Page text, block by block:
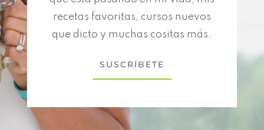
recetas favoritas, cursos nuevos
que dicto y muchas cositas más.
SUSCRÍBETE